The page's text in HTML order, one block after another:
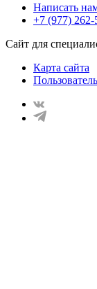
Написать
+7 (977) 262-
Сайт для
Карта сайта